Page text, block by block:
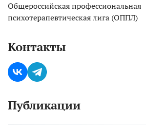
Общероссийская профессиональная
психотерапевтическая лига (ОППЛ)
Контакты
Публикации